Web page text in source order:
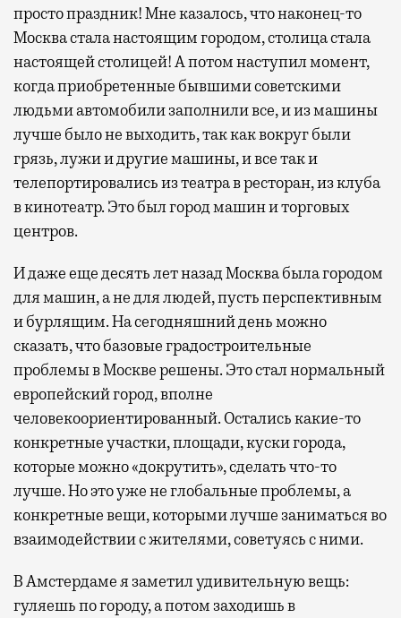
просто праздник! Мне казалось, что наконец-то
Москва стала настоящим городом, столица стала
настоящей столицей! А потом наступил момент,
когда приобретенные бывшими советскими
людьми автомобили заполнили все, и из машины
лучше было не выходить, так как вокруг были
грязь, лужи и другие машины, и все так и
телепортировались из театра в ресторан, из клуба
в кинотеатр. Это был город машин и торговых
центров.
И даже еще десять лет назад Москва была городом
для машин, а не для людей, пусть перспективным
и бурлящим. На сегодняшний день можно
сказать, что базовые градостроительные
проблемы в Москве решены. Это стал нормальный
европейский город, вполне
человекоориентированный. Остались какие-то
конкретные участки, площади, куски города,
которые можно «докрутить», сделать что-то
лучше. Но это уже не глобальные проблемы, а
конкретные вещи, которыми лучше заниматься во
взаимодействии с жителями, советуясь с ними.
В Амстердаме я заметил удивительную вещь:
гуляешь по городу, а потом заходишь в